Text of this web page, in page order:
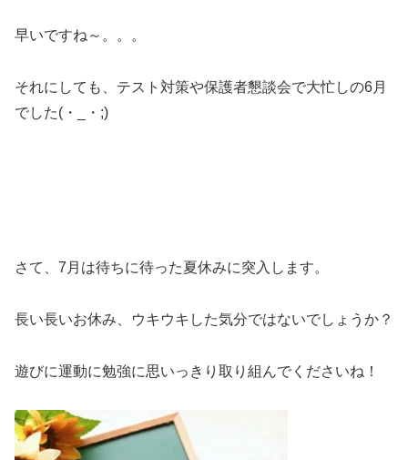
早いですね～。。。
それにしても、テスト対策や保護者懇談会で大忙しの6月
でした(・_・;)
さて、7月は待ちに待った夏休みに突入します。
長い長いお休み、ウキウキした気分ではないでしょうか？
遊びに運動に勉強に思いっきり取り組んでくださいね！